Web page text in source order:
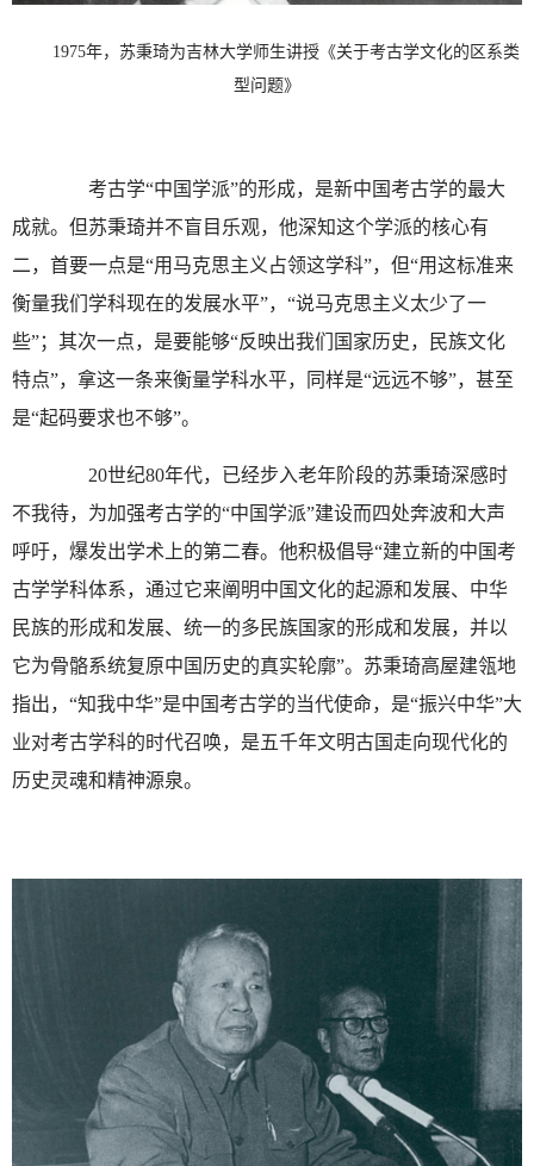
1975年，苏秉琦为吉林大学师生讲授《关于考古学文化的区系类
型问题》
考古学“中国学派”的形成，是新中国考古学的最大
成就。但苏秉琦并不盲目乐观，他深知这个学派的核心有
二，首要一点是“用马克思主义占领这学科”，但“用这标准来
衡量我们学科现在的发展水平”，“说马克思主义太少了一
些”；其次一点，是要能够“反映出我们国家历史，民族文化
特点”，拿这一条来衡量学科水平，同样是“远远不够”，甚至
是“起码要求也不够”。
20世纪80年代，已经步入老年阶段的苏秉琦深感时
不我待，为加强考古学的“中国学派”建设而四处奔波和大声
呼吁，爆发出学术上的第二春。他积极倡导“建立新的中国考
古学学科体系，通过它来阐明中国文化的起源和发展、中华
民族的形成和发展、统一的多民族国家的形成和发展，并以
它为骨骼系统复原中国历史的真实轮廓”。苏秉琦高屋建瓴地
指出，“知我中华”是中国考古学的当代使命，是“振兴中华”大
业对考古学科的时代召唤，是五千年文明古国走向现代化的
历史灵魂和精神源泉。